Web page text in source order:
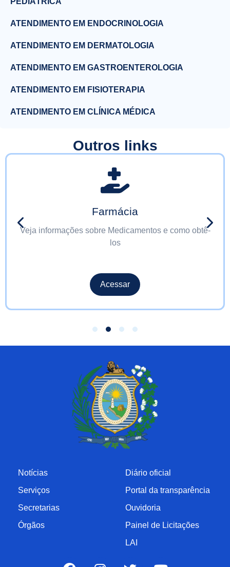
ATENDIMENTO EM ENDOCRINOLOGIA
ATENDIMENTO EM DERMATOLOGIA
ATENDIMENTO EM GASTROENTEROLOGIA
ATENDIMENTO EM FISIOTERAPIA
ATENDIMENTO EM CLÍNICA MÉDICA
Outros links
Farmácia
Veja informações sobre Medicamentos e como obtê-
los
Acessar
Notícias
Serviços
Secretarias
Órgãos
Diário oficial
Portal da transparência
Ouvidoria
Painel de Licitações
LAI